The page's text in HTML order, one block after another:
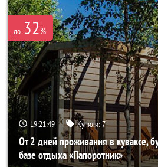
до 32%
19:21:49 Купили:7
От 2 дней проживания в куваксе,
базе отдыха «Папоротник»